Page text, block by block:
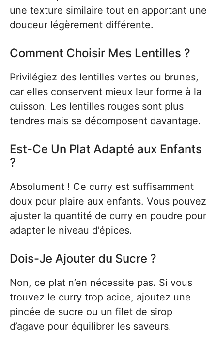
une texture similaire tout en apportant une
douceur légèrement différente.
Comment Choisir Mes Lentilles ?
Privilégiez des lentilles vertes ou brunes,
car elles conservent mieux leur forme à la
cuisson. Les lentilles rouges sont plus
tendres mais se décomposent davantage.
Est-Ce Un Plat Adapté aux Enfants
?
Absolument ! Ce curry est suffisamment
doux pour plaire aux enfants. Vous pouvez
ajuster la quantité de curry en poudre pour
adapter le niveau d’épices.
Dois-Je Ajouter du Sucre ?
Non, ce plat n’en nécessite pas. Si vous
trouvez le curry trop acide, ajoutez une
pincée de sucre ou un filet de sirop
d’agave pour équilibrer les saveurs.